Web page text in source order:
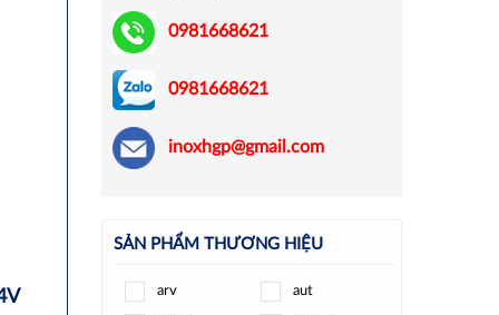
0981668621
0981668621
inoxhgp@gmail.com
SẢN PHẨM THƯƠNG HIỆU
arv aut